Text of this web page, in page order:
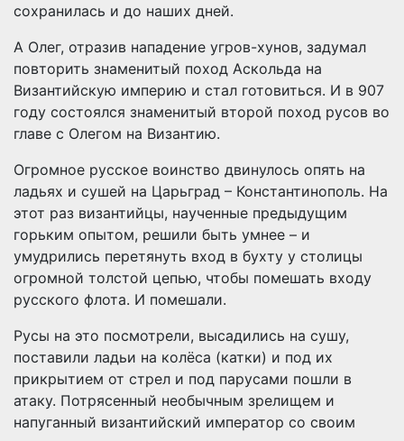
сохранилась и до наших дней.
А Олег, отразив нападение угров-хунов, задумал
повторить знаменитый поход Аскольда на
Византийскую империю и стал готовиться. И в 907
году состоялся знаменитый второй поход русов во
главе с Олегом на Византию.
Огромное русское воинство двинулось опять на
ладьях и сушей на Царьград – Константинополь. На
этот раз византийцы, наученные предыдущим
горьким опытом, решили быть умнее – и
умудрились перетянуть вход в бухту у столицы
огромной толстой цепью, чтобы помешать входу
русского флота. И помешали.
Русы на это посмотрели, высадились на сушу,
поставили ладьи на колёса (катки) и под их
прикрытием от стрел и под парусами пошли в
атаку. Потрясенный необычным зрелищем и
напуганный византийский император со своим